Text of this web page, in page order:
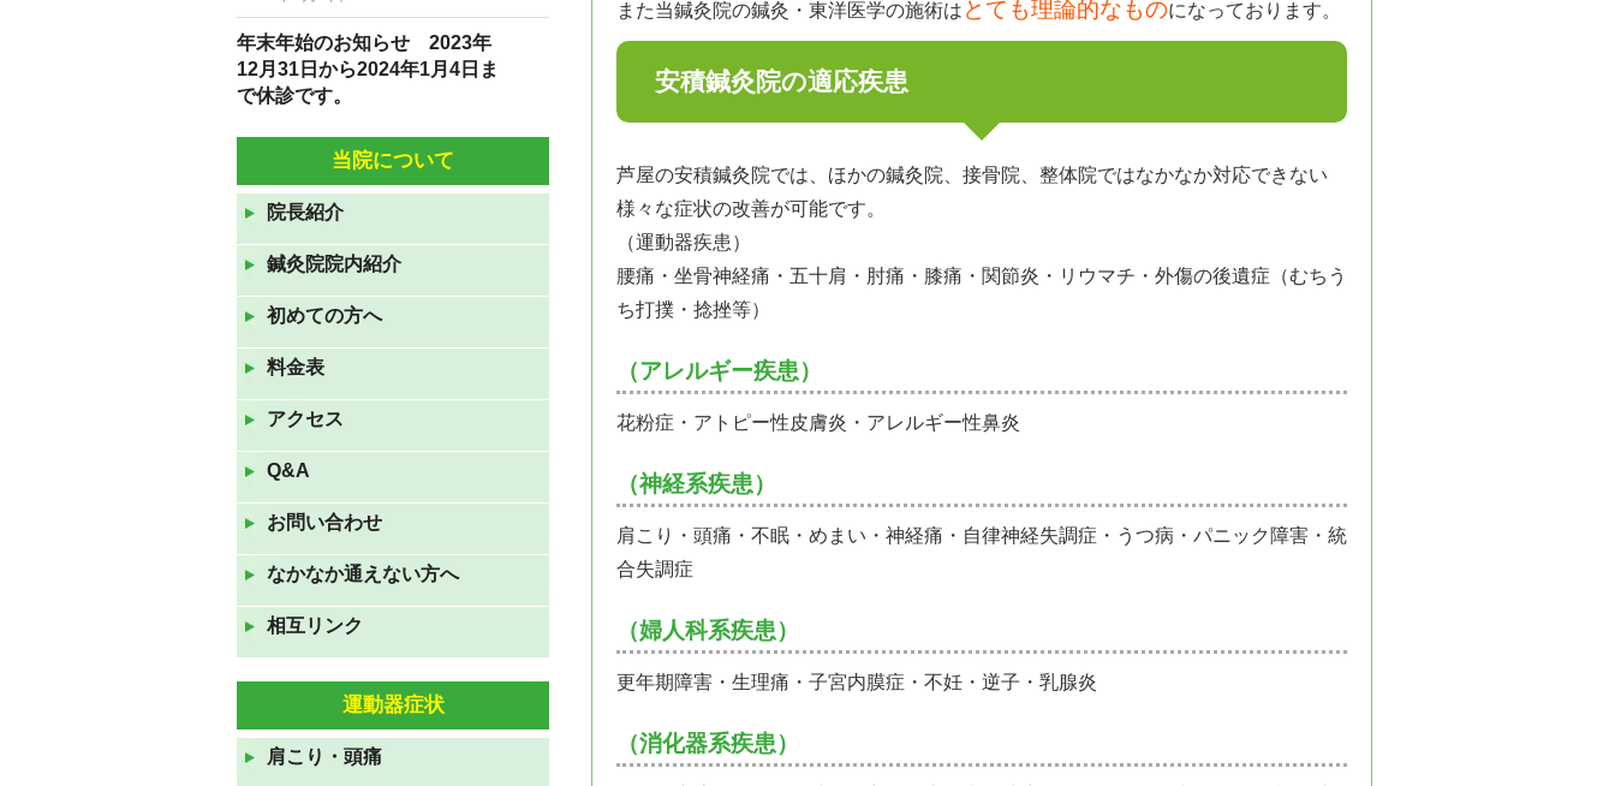
また当鍼灸院の鍼灸・東洋医学の施術は とても理論的なものになっております。
安積鍼灸院の適応疾患
芦屋の安積鍼灸院では、ほかの鍼灸院、接骨院、整体院ではなかなか対応できない
様々な症状の改善が可能です。
（運動器疾患）
腰痛・坐骨神経痛・五十肩・肘痛・膝痛・関節炎・リウマチ・外傷の後遺症（むちう
ち打撲・捻挫等）
（アレルギー疾患）
花粉症・アトピー性皮膚炎・アレルギー性鼻炎
（神経系疾患）
肩こり・頭痛・不眠・めまい・神経痛・自律神経失調症・うつ病・パニック障害・統
合失調症
（婦人科系疾患）
更年期障害・生理痛・子宮内膜症・不妊・逆子・乳腺炎
（消化器系疾患）
年末年始のお知らせ 2023年
12月31日から2024年1月4日ま
で休診です。
10月5日(水)6日(木)は臨時休診
です。
す。
は夏休みです。
2022年8月9日
祝)の三連休も休まず診察して
おります。
2022年7月16日
GWも休まず診察しておりま
す。
11月23日(火祝)は通常通り、24
日(水)、25日(木)は臨時休診で
当院について
院長紹介
鍼灸院院内紹介
初めての方へ
料金表
アクセス
Q&A
お問い合わせ
なかなか通えない方へ
相互リンク
運動器症状
肩こり・頭痛